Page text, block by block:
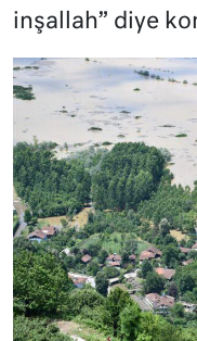
inşallah” diye